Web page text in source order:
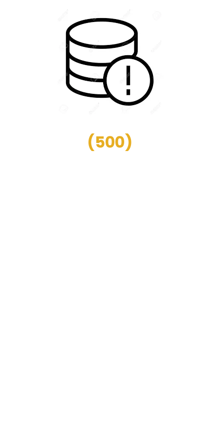
(500)